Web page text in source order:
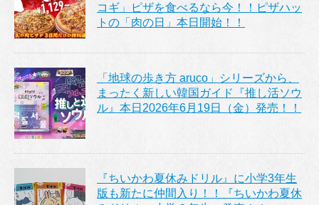
コギ」ピザを食べるなら今！！ピザハッ
トの「肉の日」本日開始！！
「地球の歩き方 aruco」シリーズから、
まったく新しい韓国ガイド『推し活ソウ
ル』本日2026年6月19日（金）発売！！
『ちいかわ夏休みドリル』に小学3年生
版も新たに仲間入り！！『ちいかわ夏休